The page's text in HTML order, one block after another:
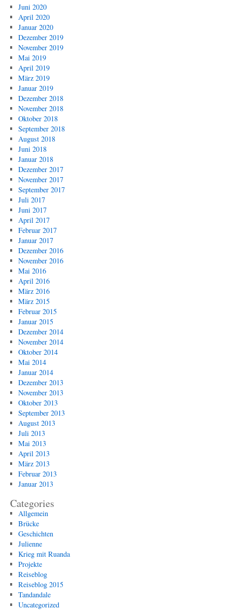
Juni 2020
April 2020
Januar 2020
Dezember 2019
November 2019
Mai 2019
April 2019
März 2019
Januar 2019
Dezember 2018
November 2018
Oktober 2018
September 2018
August 2018
Juni 2018
Januar 2018
Dezember 2017
November 2017
September 2017
Juli 2017
Juni 2017
April 2017
Februar 2017
Januar 2017
Dezember 2016
November 2016
Mai 2016
April 2016
März 2016
März 2015
Februar 2015
Januar 2015
Dezember 2014
November 2014
Oktober 2014
Mai 2014
Januar 2014
Dezember 2013
November 2013
Oktober 2013
September 2013
August 2013
Juli 2013
Mai 2013
April 2013
März 2013
Februar 2013
Januar 2013
Categories
Allgemein
Brücke
Geschichten
Julienne
Krieg mit Ruanda
Projekte
Reiseblog
Reiseblog 2015
Tandandale
Uncategorized